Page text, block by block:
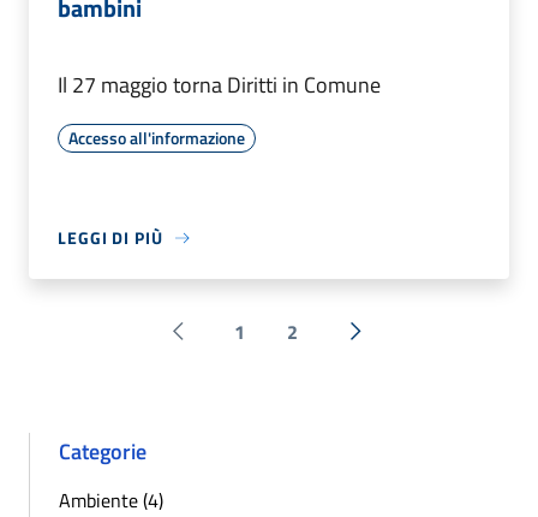
bambini
Il 27 maggio torna Diritti in Comune
Accesso all'informazione
LEGGI DI PIÙ
Pagina precedente
1 2 Successiva »
Categorie
Ambiente (4)